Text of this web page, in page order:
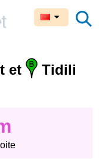
et
Tidili